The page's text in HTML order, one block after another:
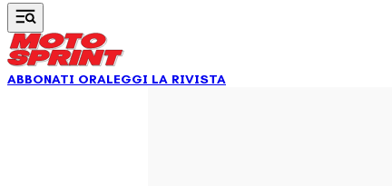
ABBONATI ORALEGGI LA RIVISTA